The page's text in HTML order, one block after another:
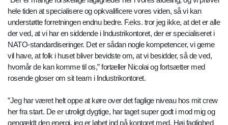
hele tiden at specialisere og opkvalificere vores viden, så vi kan
understøtte forretningen endnu bedre. F.eks. tror jeg ikke, at det er alle
der ved, at vi har en siddende i Industrikontoret, der er specialiseret i
NATO-standardiseringer. Det er sådan nogle kompetencer, vi gerne
vil have, at folk i huset bliver bevidste om, at vi besidder, så de ved,
hvornår de kan komme til os,” fortæller Nicolai og fortsætter med
rosende gloser om sit team i Industrikontoret.
”Jeg har været helt oppe at køre over det faglige niveau hos mit crew
her fra start. De er utroligt dygtige, har taget super godt i mod mig og
gengældt den energi, jeg er løbet ind på kontoret med. Høj faglighed